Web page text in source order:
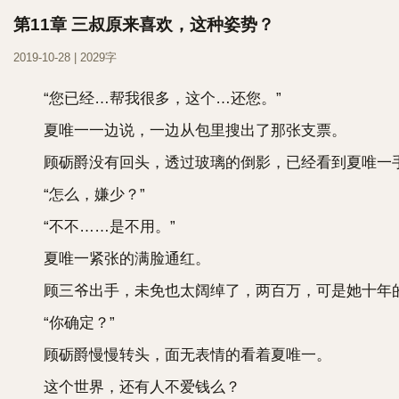
第11章 三叔原来喜欢，这种姿势？
2019-10-28 | 2029字
“您已经…帮我很多，这个…还您。”
夏唯一一边说，一边从包里搜出了那张支票。
顾砺爵没有回头，透过玻璃的倒影，已经看到夏唯一
“怎么，嫌少？”
“不不……是不用。”
夏唯一紧张的满脸通红。
顾三爷出手，未免也太阔绰了，两百万，可是她十年
“你确定？”
顾砺爵慢慢转头，面无表情的看着夏唯一。
这个世界，还有人不爱钱么？